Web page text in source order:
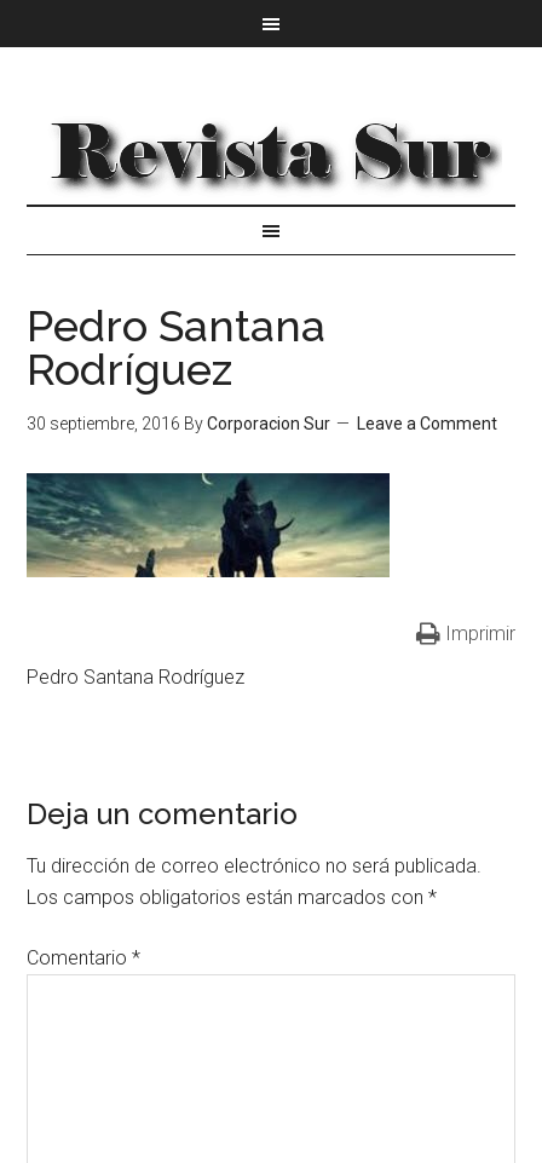
Pedro Santana
Rodríguez
30 septiembre, 2016 ByCorporacion Sur Leave a Comment
Imprimir
Pedro Santana Rodríguez
Deja un comentario
Tu dirección de correo electrónico no será publicada.
Los campos obligatorios están marcados con*
Comentario*